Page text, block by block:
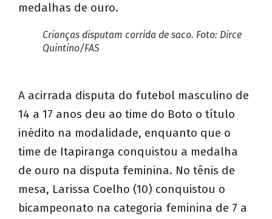
medalhas de ouro.
Crianças disputam corrida de saco. Foto: Dirce
Quintino/FAS
A acirrada disputa do futebol masculino de
14 a 17 anos deu ao time do Boto o título
inédito na modalidade, enquanto que o
time de Itapiranga conquistou a medalha
de ouro na disputa feminina. No tênis de
mesa, Larissa Coelho (10) conquistou o
bicampeonato na categoria feminina de 7 a